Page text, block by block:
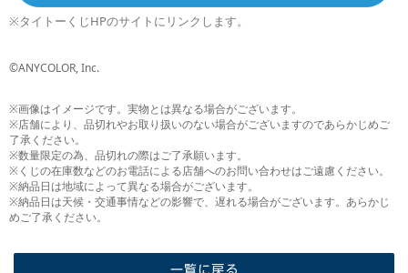
※タイトーくじHPのサイトにリンクします。
©ANYCOLOR, Inc.
※画像はイメージです。実物とは異なる場合がございます。
※店舗により、品切れやお取り扱いのない場合がございますのであらかじめご
了承ください。
※数量限定の為、品切れの際はご了承願います。
※くじの在庫数などのお電話による店舗へのお問い合わせはご遠慮ください。
※納品日は地域によって異なる場合がございます。
※納品日は天候・交通事情などの影響で、遅れる場合がございます。あらかじ
めご了承ください。